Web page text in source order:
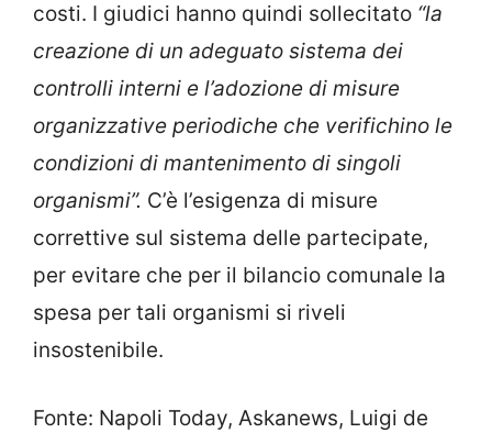
costi. I giudici hanno quindi sollecitato “la
creazione di un adeguato sistema dei
controlli interni e l’adozione di misure
organizzative periodiche che verifichino le
condizioni di mantenimento di singoli
organismi”. C’è l’esigenza di misure
correttive sul sistema delle partecipate,
per evitare che per il bilancio comunale la
spesa per tali organismi si riveli
insostenibile.
Fonte: Napoli Today, Askanews, Luigi de